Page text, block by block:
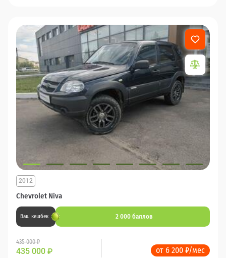
Chevrolet Niva
2012
Ваш кешбек 2 000 баллов
435 000 ₽
435 000 ₽ от 6 200 ₽/мес